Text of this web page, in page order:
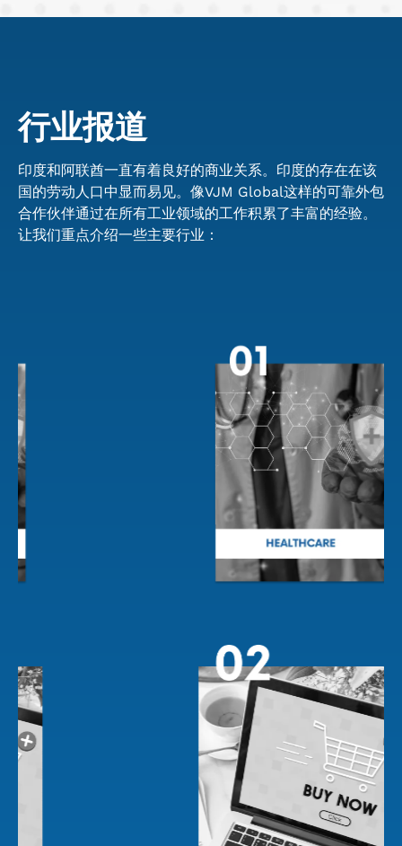
行业报道
印度和阿联酋一直有着良好的商业关系。印度的存在在该
国的劳动人口中显而易见。像VJM Global这样的可靠外包
合作伙伴通过在所有工业领域的工作积累了丰富的经验。
让我们重点介绍一些主要行业：